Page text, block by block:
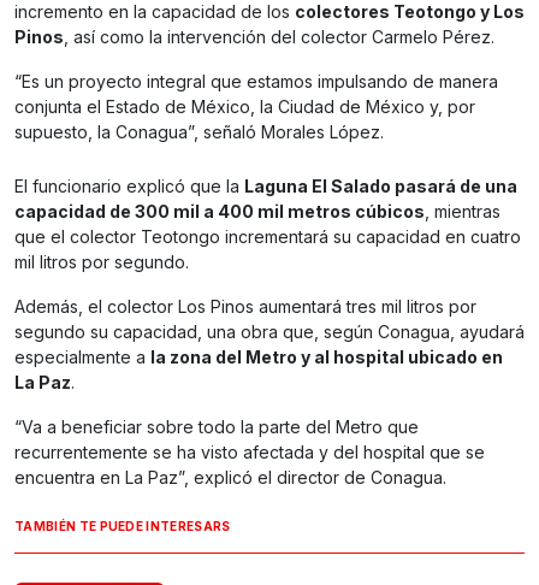
incremento en la capacidad de los colectores Teotongo y Los
Pinos, así como la intervención del colector Carmelo Pérez.
“Es un proyecto integral que estamos impulsando de manera
conjunta el Estado de México, la Ciudad de México y, por
supuesto, la Conagua”, señaló Morales López.
El funcionario explicó que la Laguna El Salado pasará de una
capacidad de 300 mil a 400 mil metros cúbicos, mientras
que el colector Teotongo incrementará su capacidad en cuatro
mil litros por segundo.
Además, el colector Los Pinos aumentará tres mil litros por
segundo su capacidad, una obra que, según Conagua, ayudará
especialmente a la zona del Metro y al hospital ubicado en
La Paz.
“Va a beneficiar sobre todo la parte del Metro que
recurrentemente se ha visto afectada y del hospital que se
encuentra en La Paz”, explicó el director de Conagua.
TAMBIÉN TE PUEDE INTERESARS